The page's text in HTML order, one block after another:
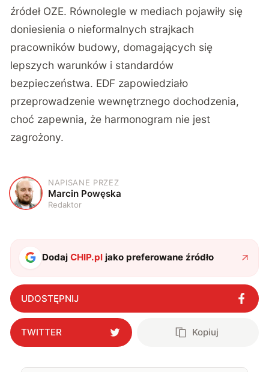
źródeł OZE. Równolegle w mediach pojawiły się
doniesienia o nieformalnych strajkach
pracowników budowy, domagających się
lepszych warunków i standardów
bezpieczeństwa. EDF zapowiedziało
przeprowadzenie wewnętrznego dochodzenia,
choć zapewnia, że harmonogram nie jest
zagrożony.
M
NAPISANE PRZEZ
Marcin Powęska
Redaktor
DodajCHIP.pl jako preferowane źródło
UDOSTĘPNIJ
TWITTER Kopiuj